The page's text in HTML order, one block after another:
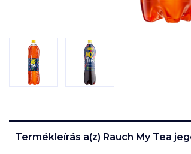
Termékleírás a(z) Rauch My Tea